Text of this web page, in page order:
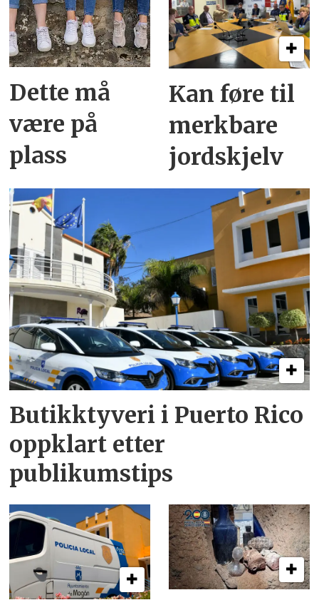
Dette må
være på
plass
Kan føre til
merkbare
jordskjelv
Butikktyveri i Puerto Rico
oppklart etter
publikumstips